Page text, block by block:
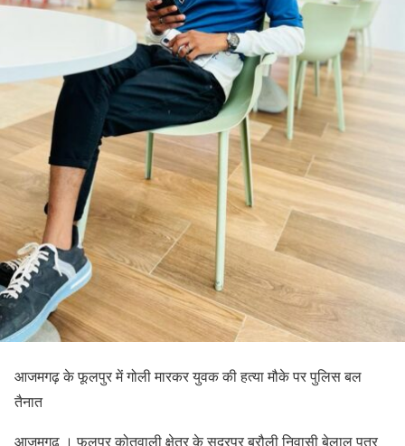
आजमगढ़ के फूलपुर में गोली मारकर युवक की हत्या मौके पर पुलिस बल
तैनात
आजमगढ़ । फूलपुर कोतवाली क्षेत्र के सदरपुर बरौली निवासी बेलाल पुत्र